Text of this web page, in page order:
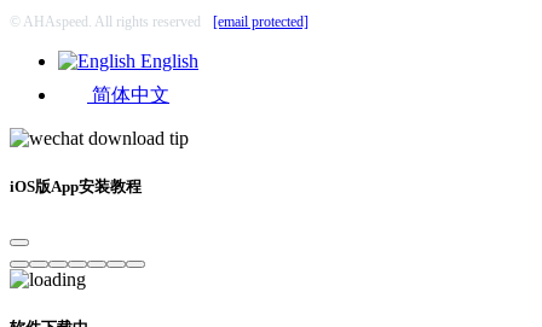
© AHAspeed. All rights reserved [email protected]
English
简体中文
iOS版App安装教程